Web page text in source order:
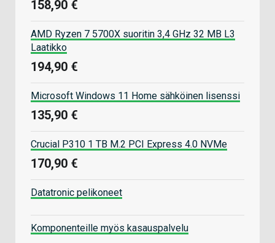
158,90 €
AMD Ryzen 7 5700X suoritin 3,4 GHz 32 MB L3
Laatikko
194,90 €
Microsoft Windows 11 Home sähköinen lisenssi
135,90 €
Crucial P310 1 TB M.2 PCI Express 4.0 NVMe
170,90 €
Datatronic pelikoneet
Komponenteille myös kasauspalvelu